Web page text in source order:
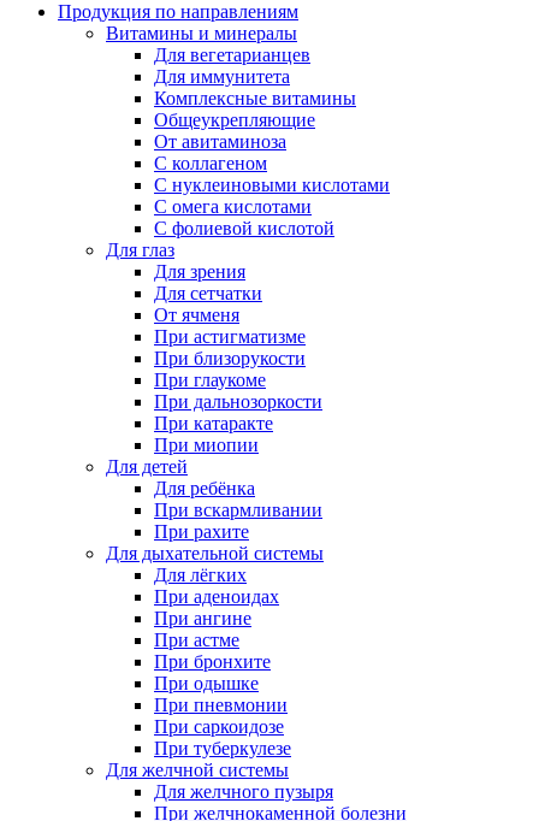
Продукция по направлениям
Витамины и минералы
Для вегетарианцев
Для иммунитета
Комплексные витамины
Общеукрепляющие
От авитаминоза
С коллагеном
С нуклеиновыми кислотами
С омега кислотами
С фолиевой кислотой
Для глаз
Для зрения
Для сетчатки
От ячменя
При астигматизме
При близорукости
При глаукоме
При дальнозоркости
При катаракте
При миопии
Для детей
Для ребёнка
При вскармливании
При рахите
Для дыхательной системы
Для лёгких
При аденоидах
При ангине
При астме
При бронхите
При одышке
При пневмонии
При саркоидозе
При туберкулезе
Для желчной системы
Для желчного пузыря
При желчнокаменной болезни